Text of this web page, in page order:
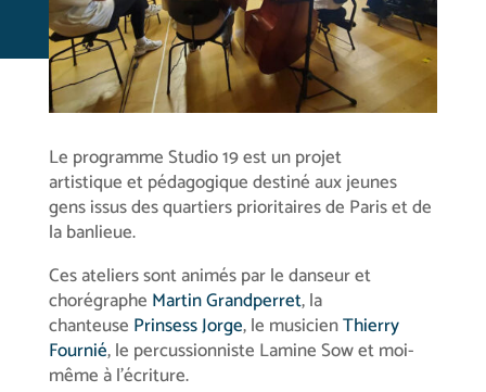
Le programme Studio 19 est un projet
artistique et pédagogique destiné aux jeunes
gens issus des quartiers prioritaires de Paris et de
la banlieue.
Ces ateliers sont animés par le danseur et
chorégraphe Martin Grandperret, la
chanteuse Prinsess Jorge, le musicienThierry
Fournié, le percussionniste Lamine Sow et moi-
même à l’écriture.